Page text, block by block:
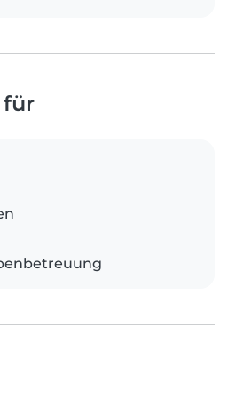
für